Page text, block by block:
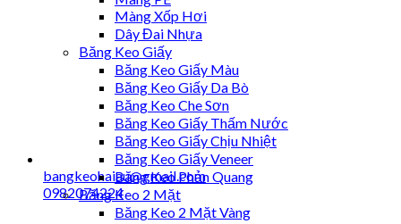
bangkeohaiau@gmail.com
0982074224
Màng Xốp Hơi
Dây Đai Nhựa
Băng Keo Giấy
Băng Keo Giấy Màu
Băng Keo Giấy Da Bò
Băng Keo Che Sơn
Băng Keo Giấy Thấm Nước
Băng Keo Giấy Chịu Nhiệt
Băng Keo Giấy Veneer
Băng Keo Phản Quang
Băng Keo 2 Mặt
Băng Keo 2 Mặt Vàng